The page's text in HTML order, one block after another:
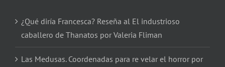
¿Qué diría Francesca? Reseña al El industrioso
caballero de Thanatos por Valeria Fliman
Las Medusas. Coordenadas para re velar el horror por